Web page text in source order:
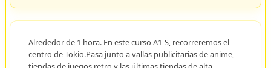
Alrededor de 1 hora. En este curso A1-S, recorreremos el
centro de Tokio.Pasa junto a vallas publicitarias de anime,